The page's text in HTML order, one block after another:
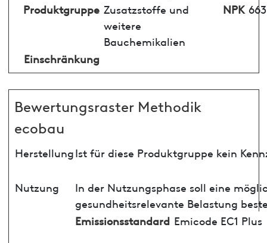
Produktgruppe Zusatzstoffe und
weitere
Bauchemikalien
NPK 663
Einschränkung
Bewertungsraster Methodik
ecobau
HerstellungIst für diese Produktgruppe kein
Nutzung
In der Nutzungsphase soll eine
gesundheitsrelevante Belastung
Emissionsstandard Emicode EC1 Plus